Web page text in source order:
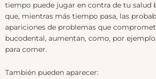
tiempo puede jugar en contra de tu salud
que, mientras más tiempo pasa, las
apariciones de problemas que
bucodental, aumentan, como, por
para comer.
También pueden aparecer: